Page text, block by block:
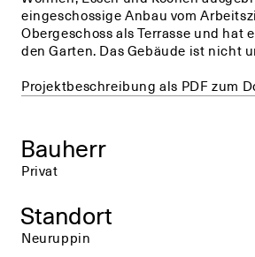
eingeschossige Anbau vom
Obergeschoss als Terrasse und hat
den Garten. Das Gebäude ist nicht
Projektbeschreibung als PDF zum
Bauherr
Privat
Standort
Neuruppin